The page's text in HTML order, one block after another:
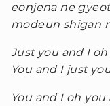
eonjena ne
modeun shigan
Just you and I
You and I just
You and I oh you